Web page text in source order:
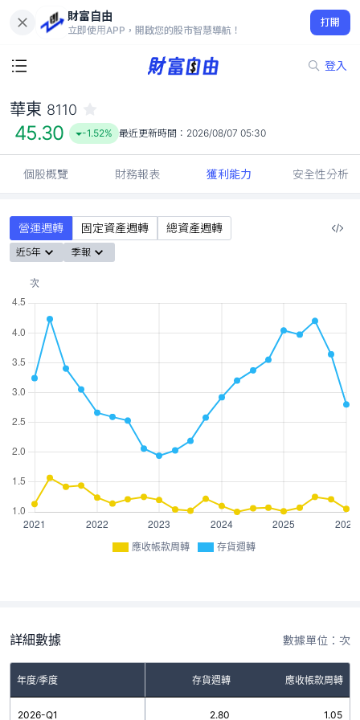
財富自由
立即使用APP，開啟您的股市智慧導航！
打開
登入
45.30
-1.52%
華東 8110
45.30 -1.52% 最近更新時間： 2026/08/07 05:30
個股概覽 財務報表 獲利能力 安全性分析
營運週轉 固定資產週轉 總資產週轉
近5年 季報
應收帳款周轉 存貨週轉
詳細數據 數據單位：次
年度/季度 存貨週轉 應收帳款周轉
2026-Q1 2.80 1.05